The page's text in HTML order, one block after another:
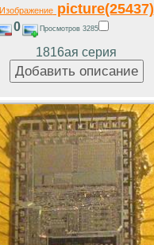
Изображениеpicture(25437)
0 Просмотров 3285
1816ая серия